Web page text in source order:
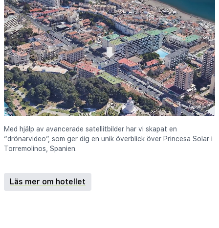
Med hjälp av avancerade satellitbilder har vi skapat en
“drönarvideo”, som ger dig en unik överblick över Princesa Solar i
Torremolinos, Spanien.
Läs mer om hotellet